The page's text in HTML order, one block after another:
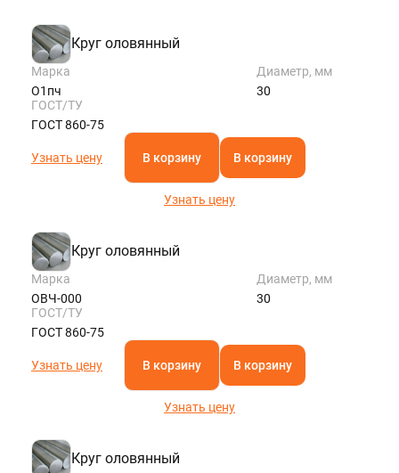
Круг оловянный
Марка
О1пч
Диаметр, мм
30
ГОСТ/ТУ
ГОСТ 860-75
Узнать цену В корзину В корзину
Узнать цену
Круг оловянный
Марка
ОВЧ-000
Диаметр, мм
30
ГОСТ/ТУ
ГОСТ 860-75
Узнать цену В корзину В корзину
Узнать цену
Круг оловянный